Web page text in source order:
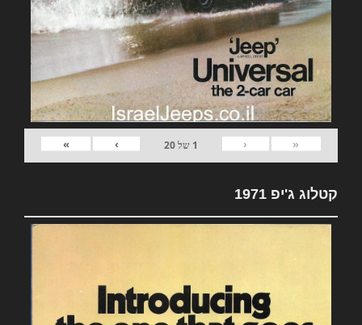
«
‹
1 של20
›
»
קטלוג ג'יפ 1971